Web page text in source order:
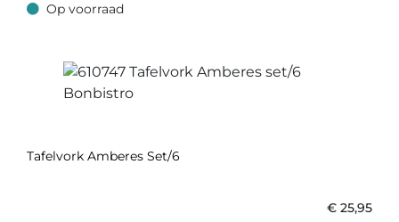
Op voorraad
Op voorraad
Tafelvork Amberes Set/6
€ 25,95